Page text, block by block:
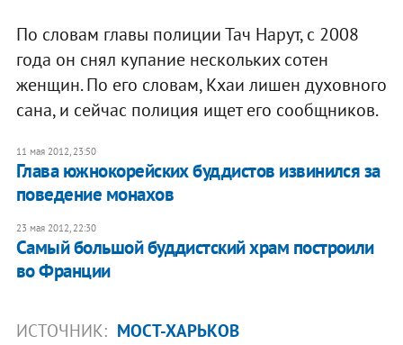
По словам главы полиции Тач Нарут, с 2008
года он снял купание нескольких сотен
женщин. По его словам, Кхаи лишен духовного
сана, и сейчас полиция ищет его сообщников.
11 мая 2012, 23:50
Глава южнокорейских буддистов извинился за
поведение монахов
23 мая 2012, 22:30
Cамый большой буддистский храм построили
во Франции
ИСТОЧНИК: МОСТ-ХАРЬКОВ